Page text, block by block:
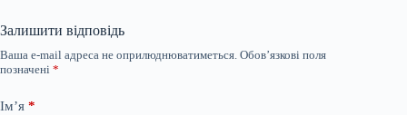
Залишити відповідь
Ваша e-mail адреса не оприлюднюватиметься. Обов’язкові поля
позначені *
Ім’я *